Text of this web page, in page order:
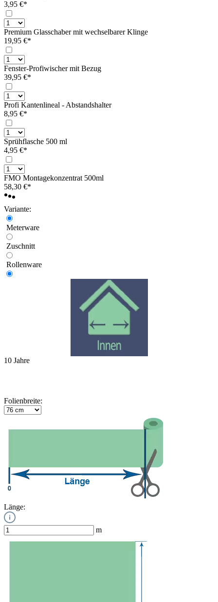
3,95 €*
Premium Glasschaber mit wechselbarer Klinge
19,95 €*
Fenster-Profiwischer mit Bezug
39,95 €*
Profi Kantenlineal - Abstandshalter
8,95 €*
Sprühflasche 500 ml
4,95 €*
FMO Montagekonzentrat 500ml
58,30 €*
Variante:
Meterware
Zuschnitt
Rollenware
10 Jahre
Folienbreite:
Länge:
m